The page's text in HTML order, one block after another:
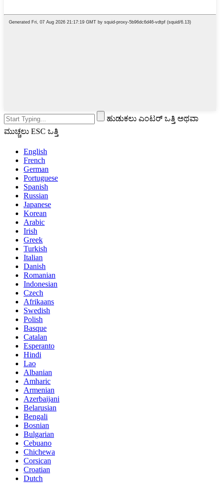
ಹುಡುಕಲು ಎಂಟರ್ ಒತ್ತಿ ಅಥವಾ
ಮುಚ್ಚಲು ESC ಒತ್ತಿ
English
French
German
Portuguese
Spanish
Russian
Japanese
Korean
Arabic
Irish
Greek
Turkish
Italian
Danish
Romanian
Indonesian
Czech
Afrikaans
Swedish
Polish
Basque
Catalan
Esperanto
Hindi
Lao
Albanian
Amharic
Armenian
Azerbaijani
Belarusian
Bengali
Bosnian
Bulgarian
Cebuano
Chichewa
Corsican
Croatian
Dutch